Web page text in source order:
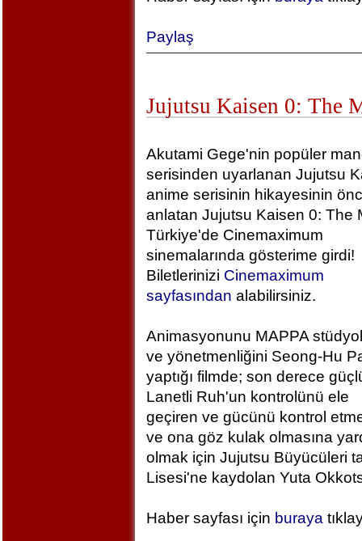
Paylaş
Jujutsu Kaisen 0: The
Akutami Gege'nin popüler
serisinden uyarlanan Jujutsu
anime serisinin hikayesinin
anlatan Jujutsu Kaisen 0: The
Türkiye'de Cinemaximum
sinemalarında gösterime girdi!
Biletlerinizi Cinemaximum
sayfasından alabilirsiniz.
Animasyonunu MAPPA
ve yönetmenliğini Seong-Hu
yaptığı filmde; son derece
Lanetli Ruh'un kontrolünü ele
geçiren ve gücünü kontrol
ve ona göz kulak olmasına
olmak için Jujutsu Büyücüleri
Lisesi'ne kaydolan Yuta
Haber sayfası için buraya